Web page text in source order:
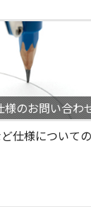
様のお問い合わ
仕様について